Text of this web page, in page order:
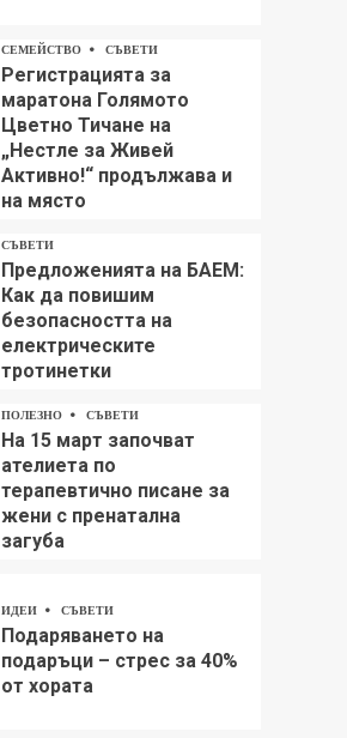
СЕМЕЙСТВО СЪВЕТИ
Регистрацията за
маратона Голямото
Цветно Тичане на
„Нестле за Живей
Aктивно!“ продължава и
на място
СЪВЕТИ
Предложенията на БАЕМ:
Как да повишим
безопасността на
електрическите
тротинетки
ПОЛЕЗНО СЪВЕТИ
На 15 март започват
ателиета по
терапевтично писане за
жени с пренатална
загуба
ИДЕИ СЪВЕТИ
Подаряването на
подаръци – стрес за 40%
от хората